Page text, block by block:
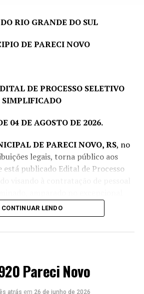
de Gelci Mello
de Festa
RIO GRANDE DO SUL
DE PARECI NOVO
DE PROCESSO SELETIVO
SIMPLIFICADO
04 DE AGOSTO DE 2026.
DE PARECI NOVO, RS, no
legais, torna público aos
está publicado Edital de Processo
fulcro no art. 37, IX da CF e Lei
nº 380/1997, conforme segue:
requisitos
Semanal
CONTINUAR LENDO
Pareci Novo
atrás em 26 de junho de 2026